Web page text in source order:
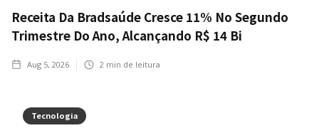
Receita Da Bradsaúde Cresce 11% No Segundo
Trimestre Do Ano, Alcançando R$ 14 Bi
Aug 5, 2026 2 min de leitura
Tecnologia